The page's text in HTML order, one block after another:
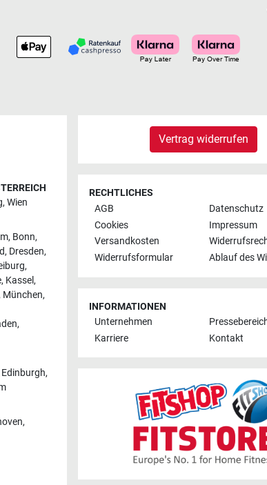
, Wien
, Bonn,
, Dresden,
,
, Kassel,
München,
,
Edinburgh,
,
Vertrag widerrufen
RECHTLICHES
AGB
Datenschutz
Cookies
Impressum
Versandkosten
Widerrufsformular
Ablauf des
INFORMATIONEN
Unternehmen
Karriere
Kontakt